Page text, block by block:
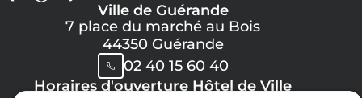
Ville de Guérande
7 place du marché au Bois
44350 Guérande
02 40 15 60 40
Horaires d'ouverture Hôtel de Ville